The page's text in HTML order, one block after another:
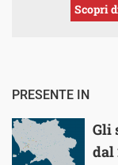
Scopri
PRESENTE IN
Gli
dal